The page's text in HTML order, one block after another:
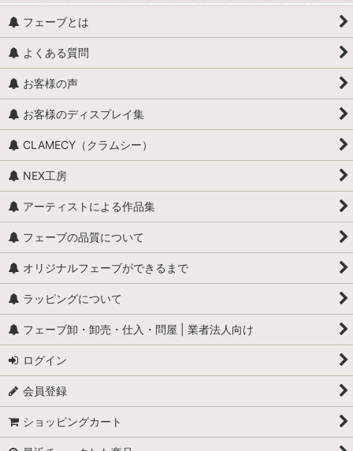
フェーブとは
よくある質問
お客様の声
お客様のディスプレイ集
CLAMECY（クラムシー）
NEX工房
アーティストによる作品集
フェーブの品質について
オリジナルフェーブができるまで
ラッピングについて
フェーブ卸・卸売・仕入・問屋 | 業者法人向け
ログイン
会員登録
ショッピングカート